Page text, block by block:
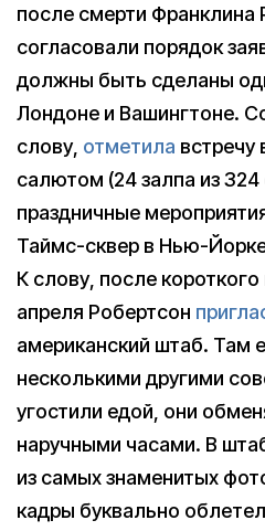
после смерти Франклина
согласовали порядок
должны быть сделаны
Лондоне и Вашингтоне.
слову, отметила встречу
салютом (24 залпа из
праздничные
Таймс-сквер в Нью-
К слову, после
апреля Робертсон
американский штаб. Там
несколькими другими
угостили едой, они
наручными часами. В
из самых знаменитых
кадры буквально